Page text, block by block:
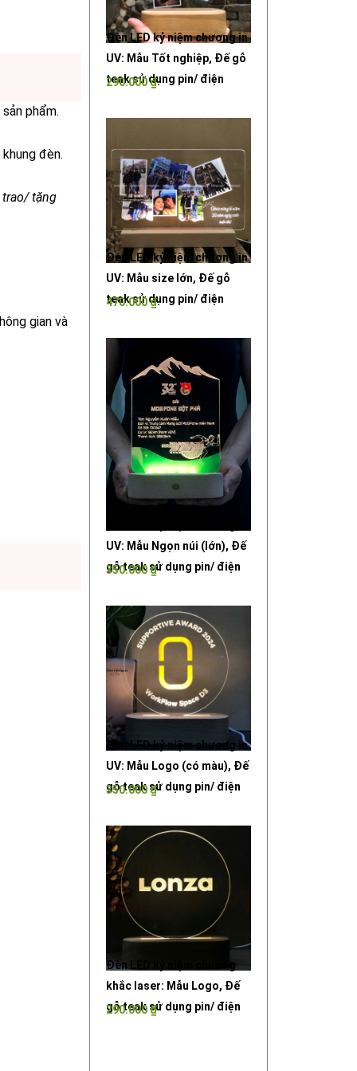
phẩm.
đèn.
tặng
gian và
Đèn LED kỷ niệm chương in
UV: Mẫu Tốt nghiệp, Đế gỗ
teak sử dụng pin/ điện
290.000₫
Đèn LED kỷ niệm chương in
UV: Mẫu size lớn, Đế gỗ
teak sử dụng pin/ điện
470.000₫
UV: Mẫu Ngọn núi (lớn), Đế
gỗ teak sử dụng pin/ điện
350.000₫
Đèn LED kỷ niệm chương in
UV: Mẫu Logo (có màu), Đế
gỗ teak sử dụng pin/ điện
350.000₫
Đèn LED kỷ niệm chương
khắc laser: Mẫu Logo, Đế
gỗ teak sử dụng pin/ điện
290.000₫